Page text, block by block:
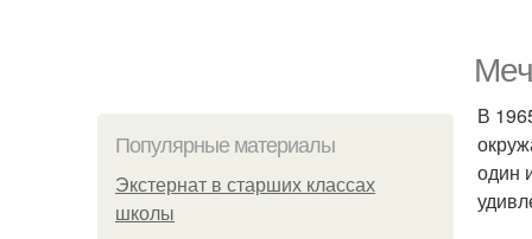
Популярные материалы
Экстернат в старших классах
школы
В
один